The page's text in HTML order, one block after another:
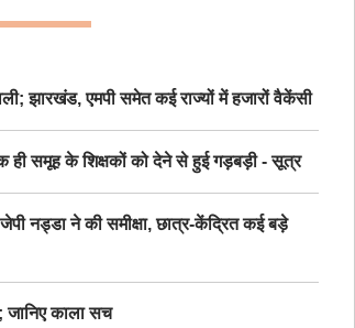
झारखंड, एमपी समेत कई राज्यों में हजारों वैकेंसी
समूह के शिक्षकों को देने से हुई गड़बड़ी - सूत्र
ने की समीक्षा, छात्र-केंद्रित कई बड़े
काला सच